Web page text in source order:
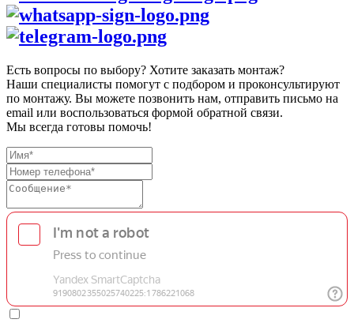
Есть вопросы по выбору? Хотите заказать монтаж?
Наши специалисты помогут с подбором и проконсультируют
по монтажу. Вы можете позвонить нам, отправить письмо на
email или воспользоваться формой обратной связи.
Мы всегда готовы помочь!